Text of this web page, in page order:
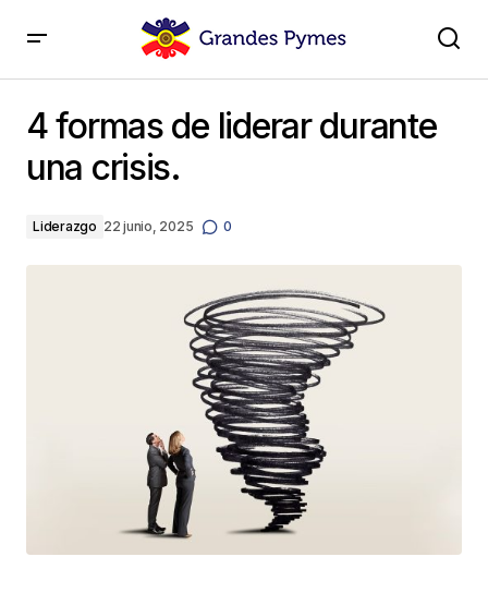
4 formas de liderar durante
una crisis.
Liderazgo 22 junio, 2025 0